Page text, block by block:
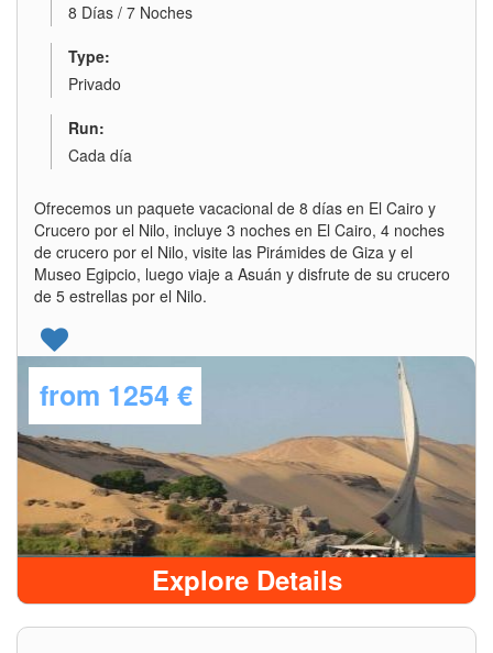
8 Días / 7 Noches
Type:
Privado
Run:
Cada día
Ofrecemos un paquete vacacional de 8 días en El Cairo y
Crucero por el Nilo, incluye 3 noches en El Cairo, 4 noches
de crucero por el Nilo, visite las Pirámides de Giza y el
Museo Egipcio, luego viaje a Asuán y disfrute de su crucero
de 5 estrellas por el Nilo.
from 1254 €
Explore Details